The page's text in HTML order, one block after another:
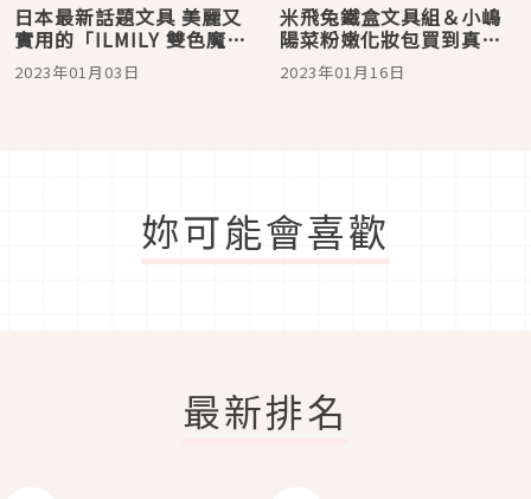
日本最新話題文具 美麗又
實用的「ILMILY 雙色魔擦
筆Color two color」讓
你找回手寫的溫度
2023年01月03日
米飛兔鐵盒文具組＆小嶋
陽菜粉嫩化妝包買到真的
兔LUCKY！日本雜誌贈品
2023年1月最新情報
2023年01月16日
妳可能會喜歡
最新排名